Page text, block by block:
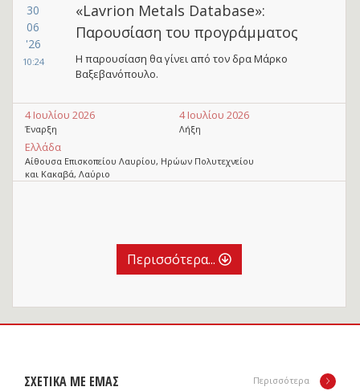
30
06
'26
10:24
«Lavrion Metals Database»:
Παρουσίαση του προγράμματος
Η παρουσίαση θα γίνει από τον δρα Μάρκο
Βαξεβανόπουλο.
4 Ιουλίου 2026
Έναρξη
4 Ιουλίου 2026
Λήξη
Ελλάδα
Αίθουσα Επισκοπείου Λαυρίου, Ηρώων Πολυτεχνείου
και Κακαβά, Λαύριο
Περισσότερα...
ΣΧΕΤΙΚΑ ΜΕ ΕΜΑΣ Περισσότερα